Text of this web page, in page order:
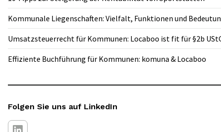
Kommunale Liegenschaften: Vielfalt, Funktionen und
Umsatzsteuerrecht für Kommunen: Locaboo ist fit für §2b
Effiziente Buchführung für Kommunen: komuna & Locaboo
Folgen Sie uns auf LinkedIn